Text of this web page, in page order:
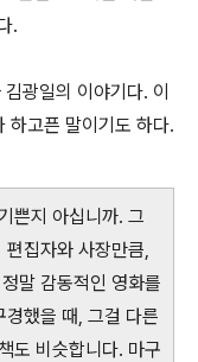
.
광일의 이야기다. 이
하고픈 말이기도 하다.
쁜지 아십니까. 그
집자와 사장만큼,
말 감동적인 영화를
했을 때, 그걸 다른
도 비슷합니다. 마구